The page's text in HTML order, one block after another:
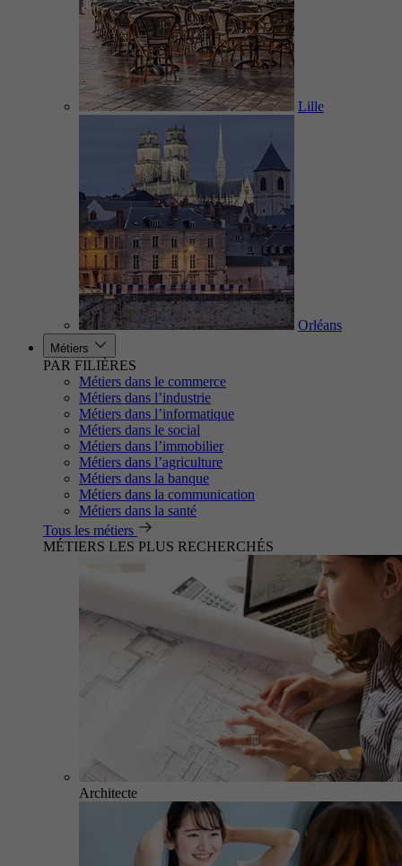
Lille
Orléans
Métiers
PAR FILIÈRES
Métiers dans le commerce
Métiers dans l’industrie
Métiers dans l’informatique
Métiers dans le social
Métiers dans l’immobilier
Métiers dans l’agriculture
Métiers dans la banque
Métiers dans la communication
Métiers dans la santé
Tous les métiers
MÉTIERS LES PLUS RECHERCHÉS
Architecte